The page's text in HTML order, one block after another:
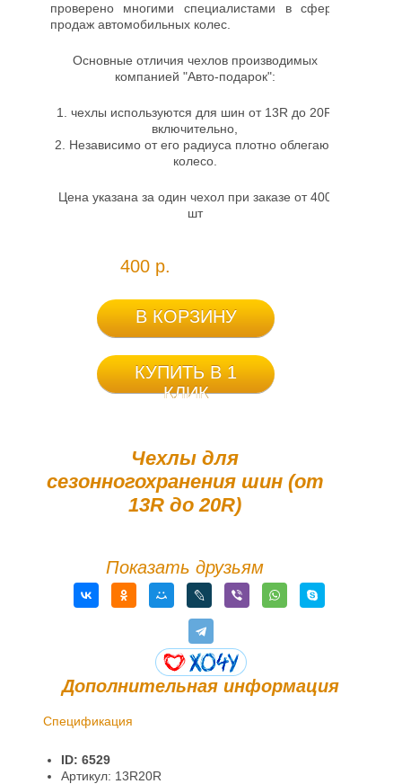
Чехлы для
сезонногохранения шин (от
13R до 20R)
проверено многими специалистами в сфере
продаж автомобильных колес.
Основные отличия чехлов производимых
компанией "Авто-подарок":
1. чехлы используются для шин от 13R до 20R
включительно,
2. Независимо от его радиуса плотно облегают
колесо.
Цена указана за один чехол при заказе от 400
шт
400 р.
В КОРЗИНУ
КУПИТЬ В 1
КЛИК
Показать друзьям
Дополнительная информация
Спецификация
Гарантии и возврат
ID: 6529
Артикул: 13R20R